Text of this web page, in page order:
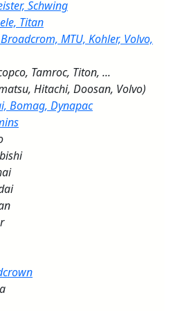
Schwing
Titan
MTU, Kohler, Volvo,
Tamroc, Titon, ...
Hitachi, Doosan, Volvo)
Bomag, Dynapac